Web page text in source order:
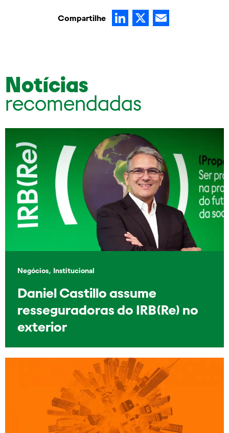
Compartilhe LinkedIn
X
Notícias
recomendadas
Negócios, Institucional
Daniel Castillo assume
resseguradoras do IRB(Re) no
exterior